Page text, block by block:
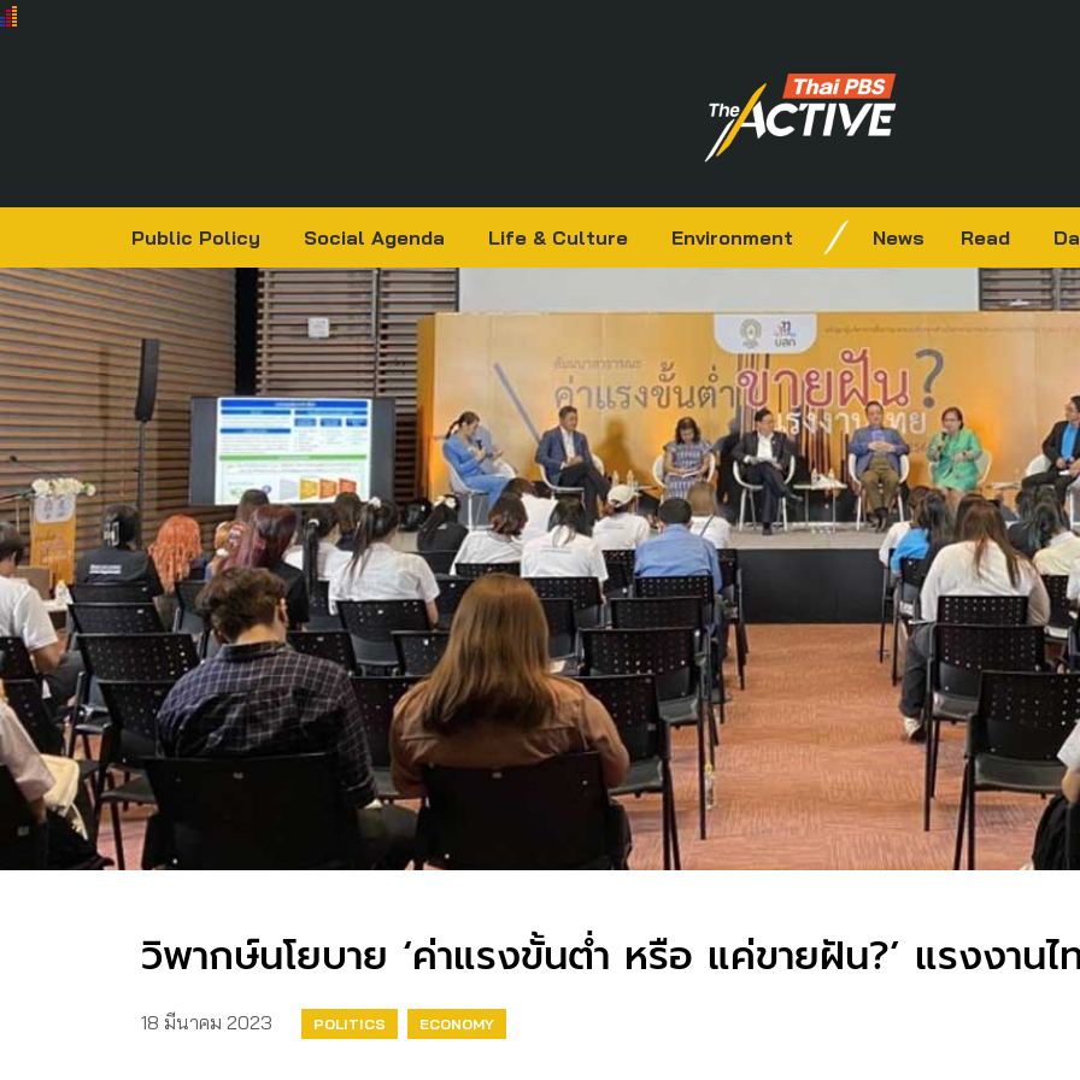
Public Policy Social Agenda Life & Culture Environment News Read
วิพากษ์นโยบาย ‘ค่าแรงขั้นต่ำ หรือ แค่ขายฝัน?’ แรงงานไ
18 มีนาคม 2023 POLITICS ECONOMY